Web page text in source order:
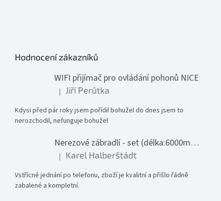
Hodnocení zákazníků
WIFI přijímač pro ovládání pohonů NICE
Hodnocení produktu je 1 z 5 hvězdiček.
| Jiří Perůtka
Kdysi před pár roky jsem pořídil bohužel do dnes jsem to
nerozchodil, nefunguje bohužel
Nerezové zábradlí - set (délka:6000mm x výška:1000mm)
Hodnocení produktu je 5 z 5 hvězdiček.
| Karel Halberštádt
Vstřícné jednání po telefonu, zboží je kvalitní a přišlo řádně
zabalené a kompletní.